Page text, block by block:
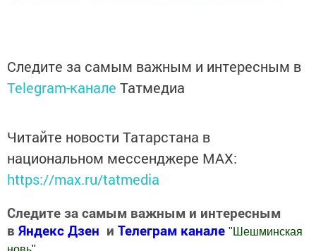
Следите за самым важным и интересным в
Telegram-канале Татмедиа
Читайте новости Татарстана в
национальном мессенджере MАХ:
https://max.ru/tatmedia
Следите за самым важным и интересным
в Яндекс Дзен и Телеграм канале " Шешминская